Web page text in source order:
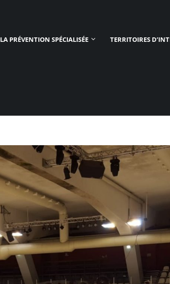
LA PRÉVENTION SPÉCIALISÉE TERRITOIRES